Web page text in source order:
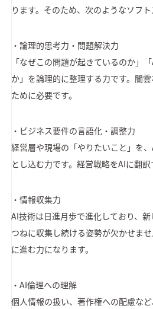
ります。そのため、次のようなソフト
・論理的思考力・問題解決力
「なぜこの問題が起きているのか」
か」を論理的に整理する力です。闇
ために必要です。
・ビジネス要件の言語化・調整力
経営層や現場の「やりたいこと」を
とし込む力です。経営戦略をAIに翻訳
・情報収集力
AI技術は日進月歩で進化しており、
つねに収集し続ける姿勢が欠かせま
に進む力になります。
・AI倫理への理解
個人情報の扱い、著作権への配慮な